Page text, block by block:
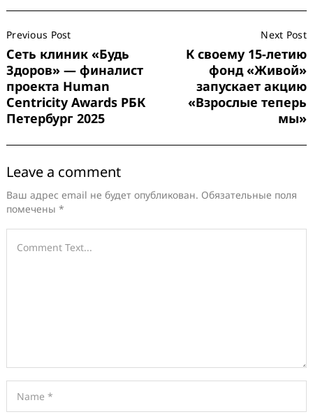
Navigation
Previous Post
Сеть клиник «Будь
Здоров» — финалист
проекта Human
Centricity Awards РБК
Петербург 2025
Next Post
К своему 15-летию
фонд «Живой»
запускает акцию
«Взрослые теперь
мы»
Leave a comment
Ваш адрес email не будет опубликован. Обязательные поля
помечены *